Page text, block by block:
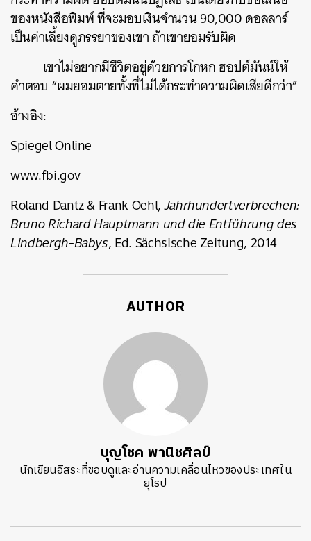
ของหนังสือพิมพ์ ที่จะมอบเงินจำนวน 90,000 ดอลลาร์
เป็นค่าเลี้ยงดูภรรยาของเขา ถ้าเขายอมรับผิด
เขาไม่อยากมีชีวิตอยู่ด้วยการโกหก ฮอปต์มันน์ให้
คำตอบ “ผมยอมตายทั้งที่ไม่ได้กระทำความผิดเสียดีกว่า”
อ้างอิง:
Spiegel Online
www.fbi.gov
Roland Dantz & Frank Oehl,Jahrhundertverbrechen:
Bruno Richard Hauptmann und die Entführung des
Lindbergh-Babys, Ed. Sächsische Zeitung, 2014
AUTHOR
บุญโชค พานิชศิลป์
นักเขียนอิสระที่ชอบดูและอ่านความเคลื่อนไหวของประเทศใน
ยุโรป